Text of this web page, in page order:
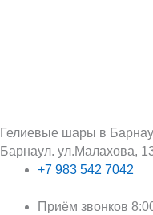
Гелиевые шары в
Барнаул. ул.Малахова,
+7 983 542 7042
Приём звонков